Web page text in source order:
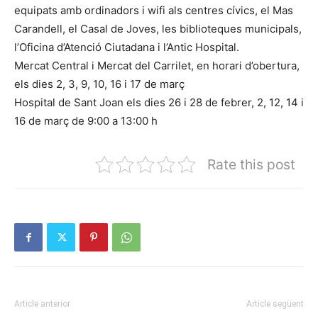
equipats amb ordinadors i wifi als centres cívics, el Mas
Carandell, el Casal de Joves, les biblioteques municipals,
l’Oficina d’Atenció Ciutadana i l’Antic Hospital.
Mercat Central i Mercat del Carrilet, en horari d’obertura,
els dies 2, 3, 9, 10, 16 i 17 de març
Hospital de Sant Joan els dies 26 i 28 de febrer, 2, 12, 14 i
16 de març de 9:00 a 13:00 h
Rate this post
Article anterior Article següent